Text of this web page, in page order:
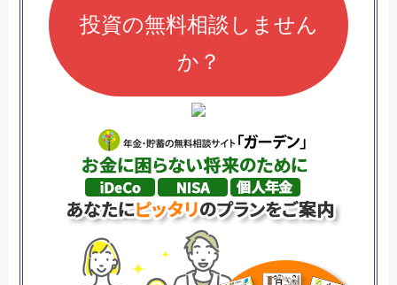
投資の無料相談しません
か？